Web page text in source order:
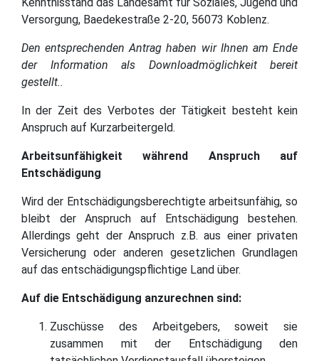
Versorgung, Baedekestraße 2-20, 56073 Koblenz.
Den entsprechenden Antrag haben wir Ihnen am Ende
der Information als Downloadmöglichkeit bereit
gestellt..
In der Zeit des Verbotes der Tätigkeit besteht kein
Anspruch auf Kurzarbeitergeld.
Arbeitsunfähigkeit während Anspruch auf
Entschädigung
Wird der Entschädigungsberechtigte arbeitsunfähig, so
bleibt der Anspruch auf Entschädigung bestehen.
Allerdings geht der Anspruch z.B. aus einer privaten
Versicherung oder anderen gesetzlichen Grundlagen
auf das entschädigungspflichtige Land über.
Auf die Entschädigung anzurechnen sind:
Zuschüsse des Arbeitgebers, soweit sie
zusammen mit der Entschädigung den